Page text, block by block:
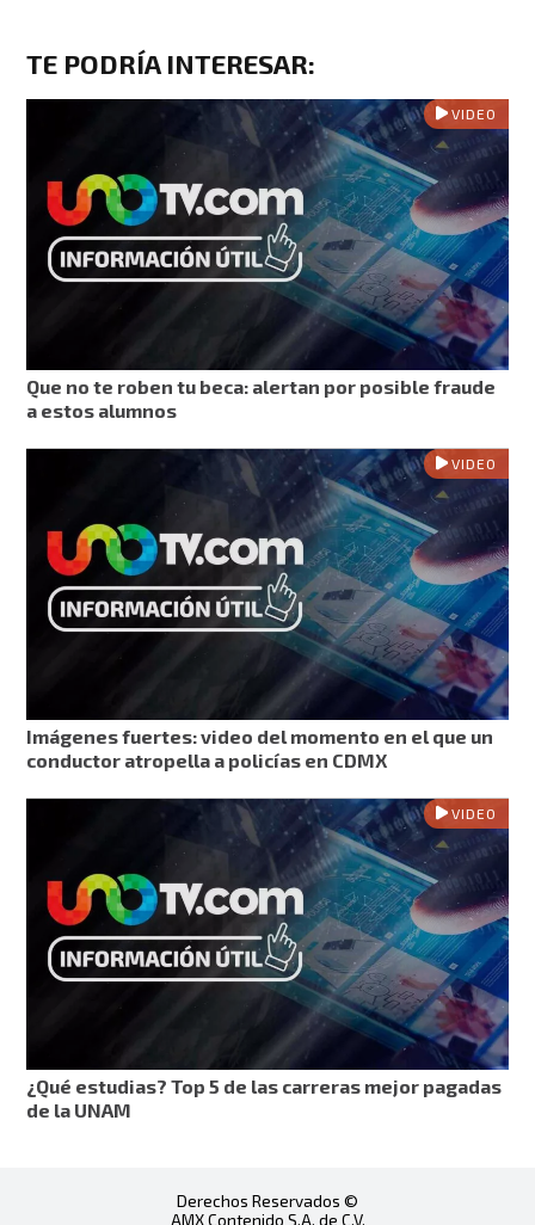
TE PODRÍA INTERESAR:
VIDEO
Que no te roben tu beca: alertan por posible fraude
a estos alumnos
VIDEO
Imágenes fuertes: video del momento en el que un
conductor atropella a policías en CDMX
VIDEO
¿Qué estudias? Top 5 de las carreras mejor pagadas
de la UNAM
Derechos Reservados ©
AMX Contenido S.A. de C.V.